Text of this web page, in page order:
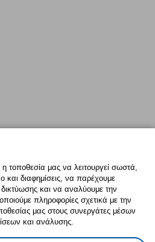
PinterestTwitter
τοποθεσία μας να λειτουργεί σωστά,
και διαφημίσεις, να παρέχουμε
δικτύωσης και να αναλύουμε την
πληροφορίες σχετικά με την
μας στους συνεργάτες μέσων
και ανάλυσης.